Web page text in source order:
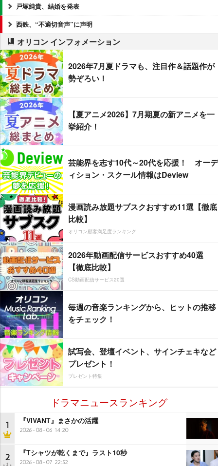
戸塚純貴、結婚を発表
西鉄、“不適切音声”に声明
オリコン インフォメーション
2026年7月夏ドラマも、注目作＆話題作が
勢ぞろい！
【夏アニメ2026】7月期夏の新アニメを一
挙紹介！
芸能界を志す10代～20代を応援！ オーデ
ィション・スクール情報はDeview
漫画読み放題サブスクおすすめ11選【徹底
比較】
オリコン顧客満足度ランキング
2026年動画配信サービスおすすめ40選
【徹底比較】
CS動画配信サービス20選
毎週の音楽ランキングから、ヒットの推移
をチェック！
試写会、登壇イベント、サインチェキなど
プレゼント！
プレゼント特集
ドラマニュースランキング
1 『VIVANT』まさかの活躍
2026-08-06 14:20
2 『Tシャツが乾くまで』ラスト10秒
2026-08-07 22:52